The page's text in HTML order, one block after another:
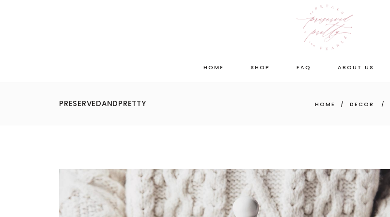
HOME SHOP FAQ ABOUT US
PRESERVEDANDPRETTY HOME / DECOR /